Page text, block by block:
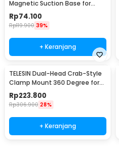
Magnetic Suction Base for
Insta360 GO 3 Camera - MAG-
005
Rp74.100
Rp119.900 39%
+ Keranjang
TELESIN Dual-Head Crab-Style
Clamp Mount 360 Degree for
GoPro - GP-HBM-001-D
Rp223.800
Rp306.900 28%
+ Keranjang